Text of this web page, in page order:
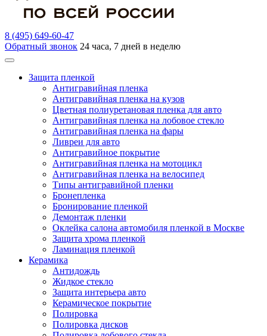
8 (495) 649-60-47
Обратный звонок 24 часа, 7 дней в неделю
Защита пленкой
Антигравийная пленка
Антигравийная пленка на кузов
Цветная полиуретановая пленка для авто
Антигравийная пленка на лобовое стекло
Антигравийная пленка на фары
Ливреи для авто
Антигравийное покрытие
Антигравийная пленка на мотоцикл
Антигравийная пленка на велосипед
Типы антигравийной пленки
Бронепленка
Бронирование пленкой
Демонтаж пленки
Оклейка салона автомобиля пленкой в Москве
Защита хрома пленкой
Ламинация пленкой
Керамика
Антидождь
Жидкое стекло
Защита интерьера авто
Керамическое покрытие
Полировка
Полировка дисков